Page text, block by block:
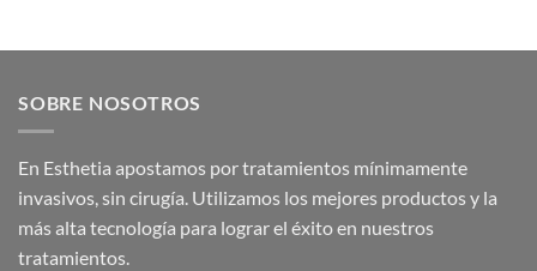
SOBRE NOSOTROS
En Esthetia apostamos por tratamientos mínimamente
invasivos, sin cirugía. Utilizamos los mejores productos y la
más alta tecnología para lograr el éxito en nuestros
tratamientos.